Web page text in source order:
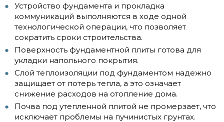
Устройство фундамента и прокладка
коммуникаций выполняются в ходе одной
технологической операции, что позволяет
сократить сроки строительства.
Поверхность фундаментной плиты готова для
укладки напольного покрытия.
Слой теплоизоляции под фундаментом надежно
защищает от потерь тепла, а это означает
снижение расходов на отопление дома.
Почва под утепленной плитой не промерзает, что
исключает проблемы на пучинистых грунтах.